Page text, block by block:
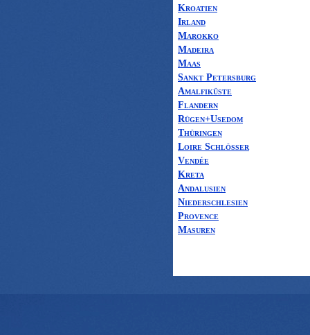
Kroatien
Irland
Marokko
Madeira
Maas
Sankt Petersburg
Amalfiküste
Flandern
Rügen+Usedom
Thüringen
Loire Schlösser
Vendée
Kreta
Andalusien
Niederschlesien
Provence
Masuren